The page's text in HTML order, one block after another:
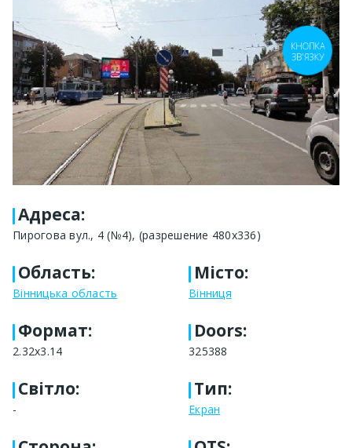
Адреса:
Пирогова вул., 4 (№4), (разрешение 480х336)
Область:
Вінницька область
Місто:
Вінниця
Формат:
2.32x3.14
Doors:
325388
Світло:
-
Тип:
Екран
КНОПКА
ЗВ'ЯЗКУ